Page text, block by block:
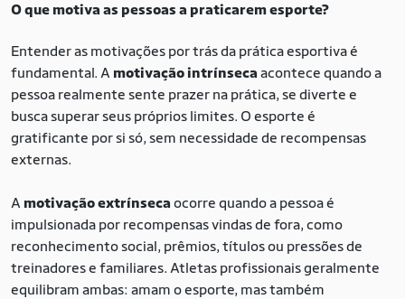
O que motiva as pessoas a praticarem esporte?
Entender as motivações por trás da prática esportiva é
fundamental. A motivação intrínseca acontece quando a
pessoa realmente sente prazer na prática, se diverte e
busca superar seus próprios limites. O esporte é
gratificante por si só, sem necessidade de recompensas
externas.
A motivação extrínseca ocorre quando a pessoa é
impulsionada por recompensas vindas de fora, como
reconhecimento social, prêmios, títulos ou pressões de
treinadores e familiares. Atletas profissionais geralmente
equilibram ambas: amam o esporte, mas também